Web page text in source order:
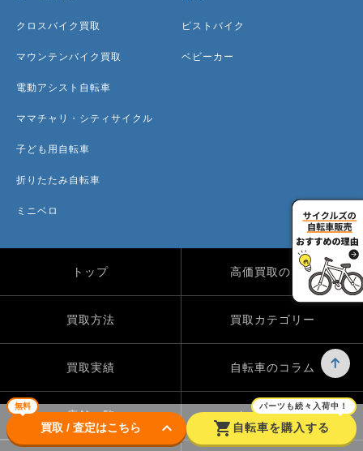
無料
買取 / 査定はこちら keyboard_arrow_down shopping_cart
パーツも続々入荷中！
自転車を購入する
クロスバイク買取
マウンテンバイク買取
電動アシスト自転車
ママチャリ・シティサイクル
子ども用自転車
折りたたみ自転車
ミニベロ
ピストバイク
ベビーカー
トップ 高価買取のワケ
買取方法 買取カテゴリー
買取実績 自転車のコラム
店舗一覧 よくある質問